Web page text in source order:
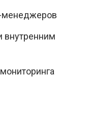
менеджеров
внутренним